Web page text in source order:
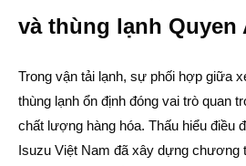
và thùng lạnh Quyen
Trong vận tải lạnh, sự phối hợp giữa
thùng lạnh ổn định đóng vai trò quan
chất lượng hàng hóa. Thấu hiểu điều
Isuzu Việt Nam đã xây dựng chương